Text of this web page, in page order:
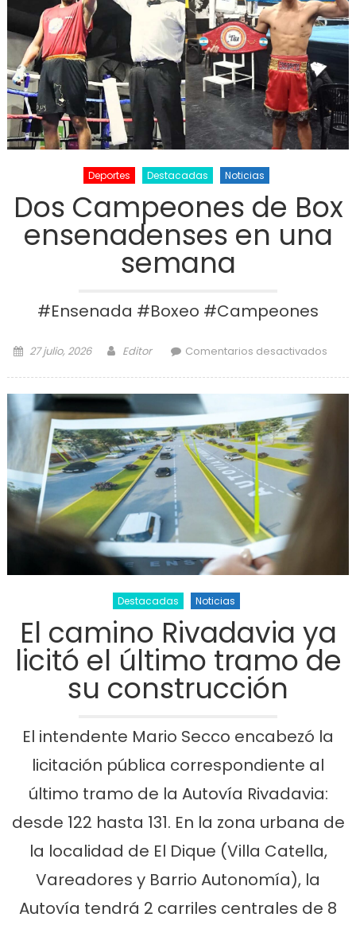
Deportes Destacadas Noticias
Dos Campeones de Box
ensenadenses en una
semana
#Ensenada #Boxeo #Campeones
Posted on
27 julio, 2026 Author
Editor Comentarios desactivados
Destacadas Noticias
El camino Rivadavia ya
licitó el último tramo de
su construcción
El intendente Mario Secco encabezó la
licitación pública correspondiente al
último tramo de la Autovía Rivadavia:
desde 122 hasta 131. En la zona urbana de
la localidad de El Dique (Villa Catella,
Vareadores y Barrio Autonomía), la
Autovía tendrá 2 carriles centrales de 8